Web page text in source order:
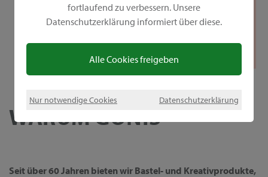
fortlaufend zu verbessern. Unsere
Datenschutzerklärung informiert über diese.
Alle Cookies freigeben
Nur notwendige Cookies Datenschutzerklärung
WARUM GONIS
Seit über 60 Jahren bieten wir Bastel- und Kreativprodukte,